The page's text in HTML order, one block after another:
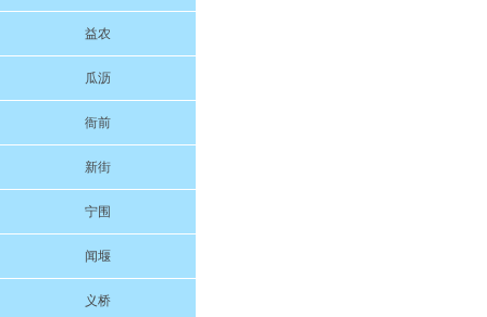
益农
瓜沥
衙前
新街
宁围
闻堰
义桥